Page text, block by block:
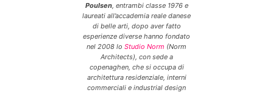
Poulsen, entrambi classe 1976 e
laureati all’accademia reale danese
di belle arti, dopo aver fatto
esperienze diverse hanno fondato
nel 2008 lo Studio Norm (Norm
Architects), con sede a
copenaghen, che si occupa di
architettura residenziale, interni
commerciali e industrial design